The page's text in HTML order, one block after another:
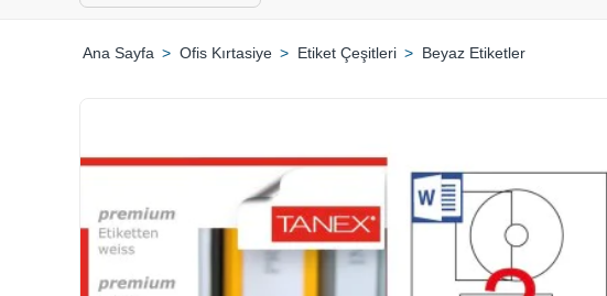
Ofis Kırtasiye Etiket Çeşitleri Beyaz Etiketler